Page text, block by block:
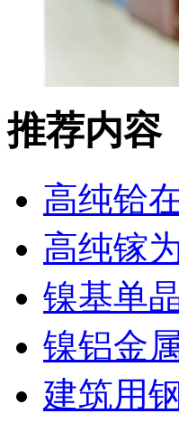
推荐内容
高纯铪
高纯镓
镍基单
镍铝金
建筑用